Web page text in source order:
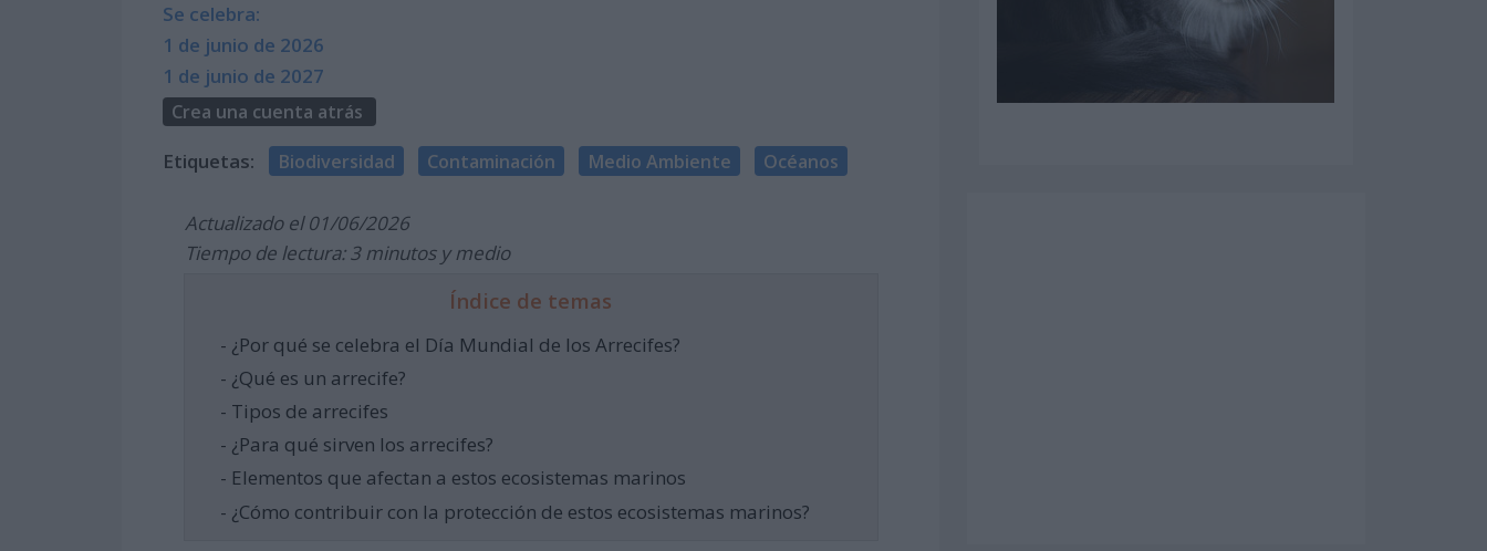
Se celebra:
1 de junio de 2026
1 de junio de 2027
Crea una cuenta atrás
Etiquetas: Biodiversidad Contaminación Medio Ambiente Océanos
Actualizado el 01/06/2026
Tiempo de lectura: 3 minutos y medio
Índice de temas
- ¿Por qué se celebra el Día Mundial de los Arrecifes?
- ¿Qué es un arrecife?
- Tipos de arrecifes
- ¿Para qué sirven los arrecifes?
- Elementos que afectan a estos ecosistemas marinos
- ¿Cómo contribuir con la protección de estos ecosistemas marinos?